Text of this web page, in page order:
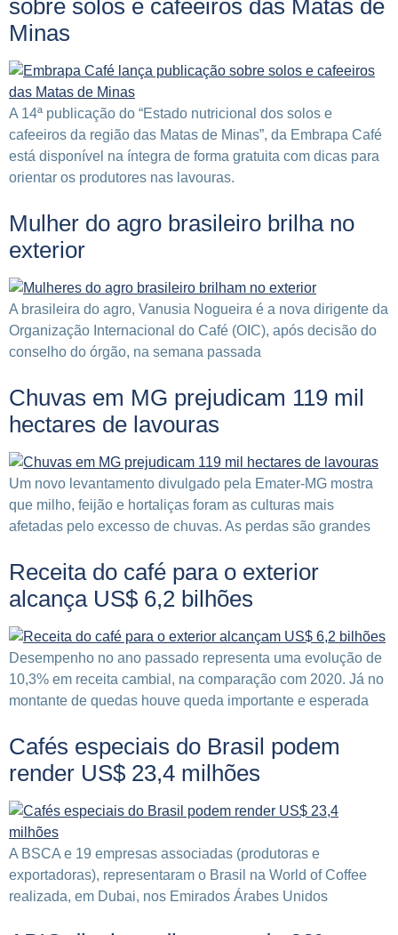
sobre solos e cafeeiros das Matas de
Minas
A 14ª publicação do “Estado nutricional dos solos e
cafeeiros da região das Matas de Minas”, da Embrapa Café
está disponível na íntegra de forma gratuita com dicas para
orientar os produtores nas lavouras.
Mulher do agro brasileiro brilha no
exterior
A brasileira do agro, Vanusia Nogueira é a nova dirigente da
Organização Internacional do Café (OIC), após decisão do
conselho do órgão, na semana passada
Chuvas em MG prejudicam 119 mil
hectares de lavouras
Um novo levantamento divulgado pela Emater-MG mostra
que milho, feijão e hortaliças foram as culturas mais
afetadas pelo excesso de chuvas. As perdas são grandes
Receita do café para o exterior
alcança US$ 6,2 bilhões
Desempenho no ano passado representa uma evolução de
10,3% em receita cambial, na comparação com 2020. Já no
montante de quedas houve queda importante e esperada
Cafés especiais do Brasil podem
render US$ 23,4 milhões
A BSCA e 19 empresas associadas (produtoras e
exportadoras), representaram o Brasil na World of Coffee
realizada, em Dubai, nos Emirados Árabes Unidos